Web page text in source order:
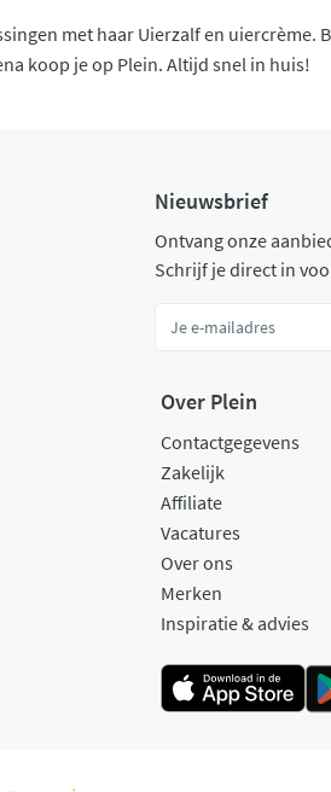
met haar Uierzalf en uiercrème.
koop je op Plein. Altijd snel in huis!
Nieuwsbrief
Ontvang onze
Schrijf je direct in
Over Plein
Contactgegevens
Zakelijk
Affiliate
Vacatures
Over ons
Merken
Inspiratie & advies